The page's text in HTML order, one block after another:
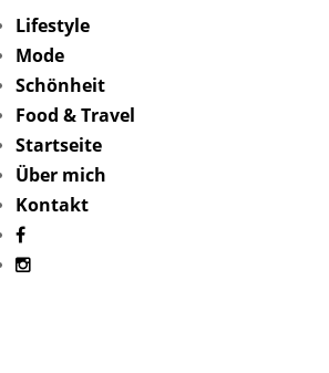
Lifestyle
Mode
Schönheit
Food & Travel
Startseite
Über mich
Kontakt